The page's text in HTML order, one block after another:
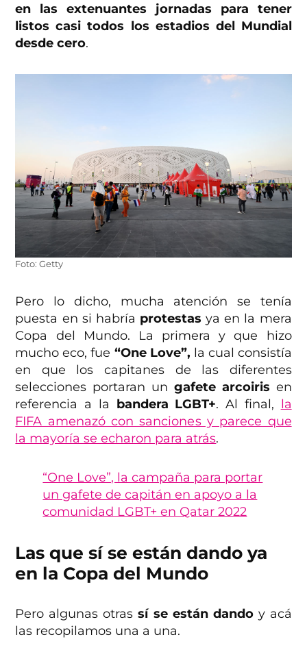
en las extenuantes jornadas para tener
listos casi todos los estadios del Mundial
desde cero.
Foto: Getty
Pero lo dicho, mucha atención se tenía
puesta en si habría protestas ya en la mera
Copa del Mundo. La primera y que hizo
mucho eco, fue “One Love”, la cual consistía
en que los capitanes de las diferentes
selecciones portaran un gafete arcoiris en
referencia a la bandera LGBT+. Al final, la
FIFA amenazó con sanciones y parece que
la mayoría se echaron para atrás.
“One Love”, la campaña para portar
un gafete de capitán en apoyo a la
comunidad LGBT+ en Qatar 2022
Las que sí se están dando ya
en la Copa del Mundo
Pero algunas otras sí se están dandoy acá
las recopilamos una a una.